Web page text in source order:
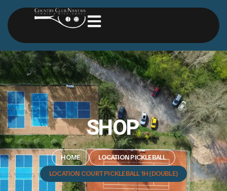
SHOP
HOME
LOCATION PICKLEBALL
LOCATION COURT PICKLEBALL 1H (DOUBLE)